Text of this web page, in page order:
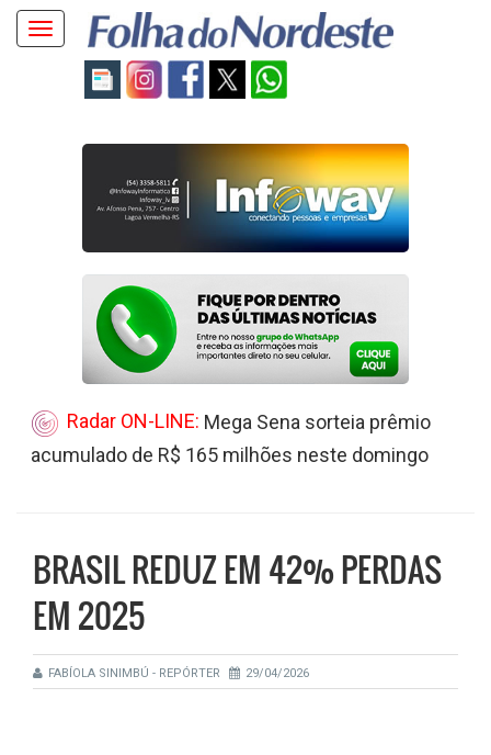
Toggle
navigation
Radar ON-LINE: Mega Sena sorteia prêmio
acumulado de R$ 165 milhões neste domingo
BRASIL REDUZ EM 42% PERDAS
EM 2025
FABÍOLA SINIMBÚ - REPÓRTER 29/04/2026